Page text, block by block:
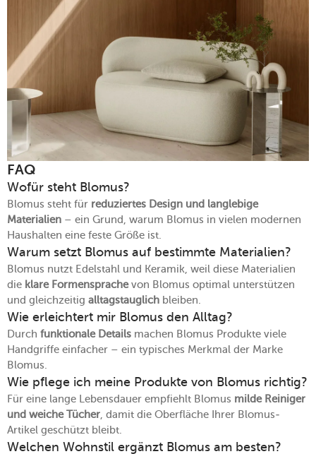
FAQ
Wofür steht Blomus?
Blomus steht für reduziertes Design und langlebige
Materialien – ein Grund, warum Blomus in vielen modernen
Haushalten eine feste Größe ist.
Warum setzt Blomus auf bestimmte Materialien?
Blomus nutzt Edelstahl und Keramik, weil diese Materialien
die klare Formensprachevon Blomus optimal unterstützen
und gleichzeitig alltagstauglich bleiben.
Wie erleichtert mir Blomus den Alltag?
Durch funktionale Details machen Blomus Produkte viele
Handgriffe einfacher – ein typisches Merkmal der Marke
Blomus.
Wie pflege ich meine Produkte von Blomus richtig?
Für eine lange Lebensdauer empfiehlt Blomus milde Reiniger
und weiche Tücher, damit die Oberfläche Ihrer Blomus-
Artikel geschützt bleibt.
Welchen Wohnstil ergänzt Blomus am besten?